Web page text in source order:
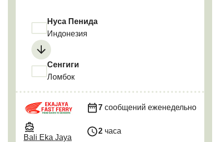
Нуса Пенида
Индонезия
Сенгиги
Ломбок
Bali Eka Jaya
7 сообщений еженедельно
2 часа